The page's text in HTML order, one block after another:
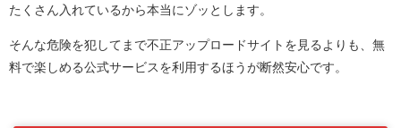
たくさん入れているから本当にゾッとします。
そんな危険を犯してまで不正アップロードサイトを見るよりも、無
料で楽しめる公式サービスを利用するほうが断然安心です。